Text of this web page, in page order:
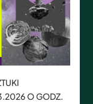
O GODZ.